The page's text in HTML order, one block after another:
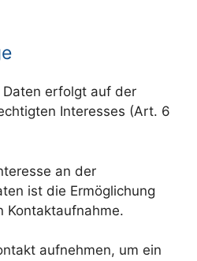
erfolgt auf der
Interesses (Art. 6
an der
ist die Ermöglichung
Kontaktaufnahme.
aufnehmen, um ein